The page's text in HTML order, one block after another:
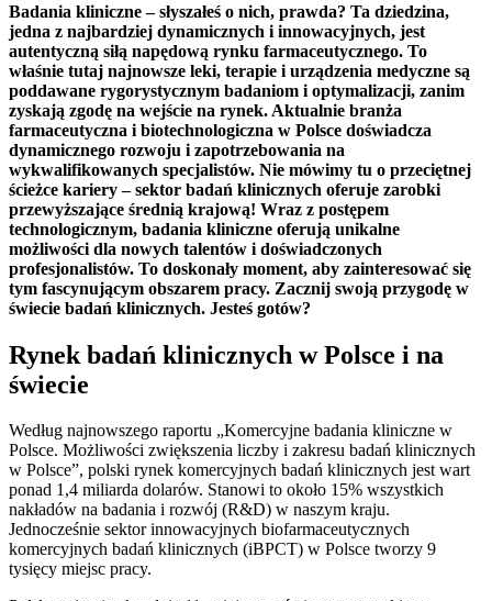
Badania kliniczne – słyszałeś o nich, prawda? Ta dziedzina,
jedna z najbardziej dynamicznych i innowacyjnych, jest
autentyczną siłą napędową rynku farmaceutycznego. To
właśnie tutaj najnowsze leki, terapie i urządzenia medyczne są
poddawane rygorystycznym badaniom i optymalizacji, zanim
zyskają zgodę na wejście na rynek. Aktualnie branża
farmaceutyczna i biotechnologiczna w Polsce doświadcza
dynamicznego rozwoju i zapotrzebowania na
wykwalifikowanych specjalistów. Nie mówimy tu o przeciętnej
ścieżce kariery – sektor badań klinicznych oferuje zarobki
przewyższające średnią krajową! Wraz z postępem
technologicznym, badania kliniczne oferują unikalne
możliwości dla nowych talentów i doświadczonych
profesjonalistów. To doskonały moment, aby zainteresować się
tym fascynującym obszarem pracy. Zacznij swoją przygodę w
świecie badań klinicznych. Jesteś gotów?
Rynek badań klinicznych w Polsce i na
świecie
Według najnowszego raportu „Komercyjne badania kliniczne w
Polsce. Możliwości zwiększenia liczby i zakresu badań klinicznych
w Polsce”, polski rynek komercyjnych badań klinicznych jest wart
ponad 1,4 miliarda dolarów. Stanowi to około 15% wszystkich
nakładów na badania i rozwój (R&D) w naszym kraju.
Jednocześnie sektor innowacyjnych biofarmaceutycznych
komercyjnych badań klinicznych (iBPCT) w Polsce tworzy 9
tysięcy miejsc pracy.